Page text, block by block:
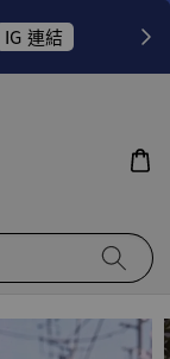
IG 連結